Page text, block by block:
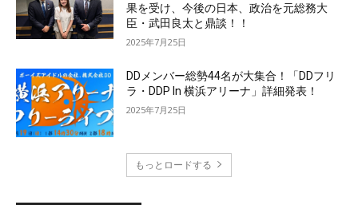
果を受け、今後の日本、政治を元総務大
臣・武田良太と鼎談！！
2025年7月25日
DDメンバー総勢44名が大集合！「DDフリ
ラ・DDP In 横浜アリーナ」詳細発表！
2025年7月25日
もっとロードする